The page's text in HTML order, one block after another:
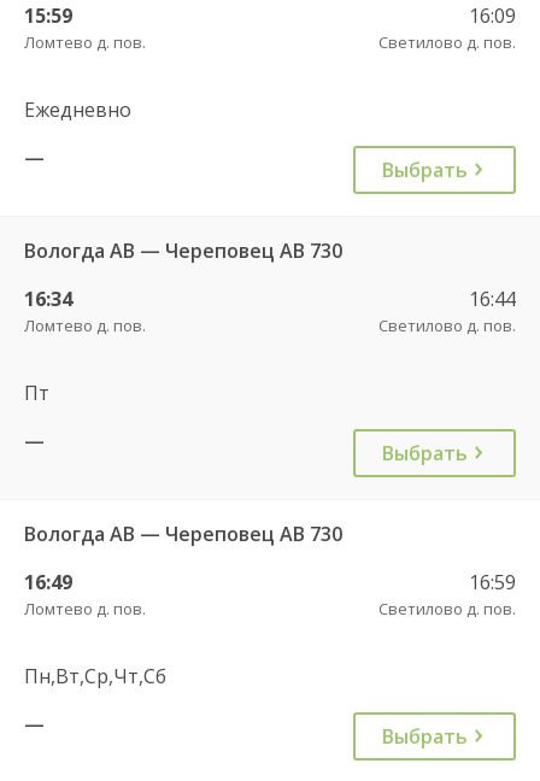
15:59
Ломтево д. пов.
16:09
Светилово д. пов.
Ежедневно
—
Выбрать
Вологда АВ — Череповец АВ 730
16:34
Ломтево д. пов.
16:44
Светилово д. пов.
Пт
—
Выбрать
Вологда АВ — Череповец АВ 730
16:49
Ломтево д. пов.
16:59
Светилово д. пов.
Пн,Вт,Ср,Чт,Сб
—
Выбрать